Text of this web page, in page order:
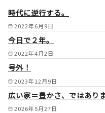
湖南市/
2022年6月9日
時代に逆行する。
2022年4月2日
今日で２年。
2023年12月9日
号外！
2026年5月27日
広い家＝豊かさ、ではあり